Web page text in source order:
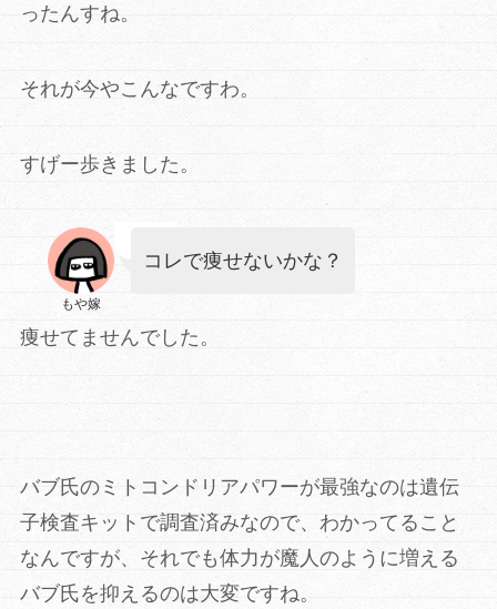
ったんすね。
それが今やこんなですわ。
すげー歩きました。
もや嫁
コレで痩せないかな？
痩せてませんでした。
バブ氏のミトコンドリアパワーが最強なのは遺伝
子検査キットで調査済みなので、わかってること
なんですが、それでも体力が魔人のように増える
バブ氏を抑えるのは大変ですね。